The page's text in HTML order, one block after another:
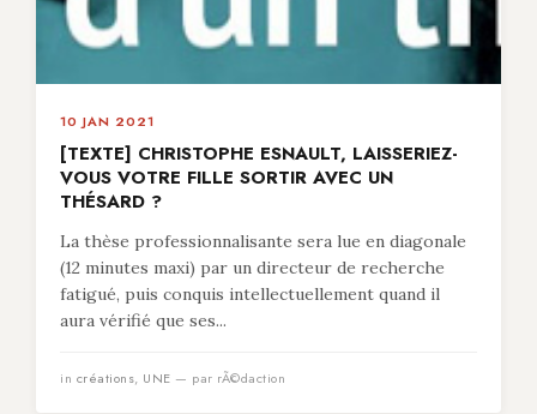
10 JAN 2021
[TEXTE] CHRISTOPHE ESNAULT, LAISSERIEZ-
VOUS VOTRE FILLE SORTIR AVEC UN
THÉSARD ?
La thèse professionnalisante sera lue en diagonale
(12 minutes maxi) par un directeur de recherche
fatigué, puis conquis intellectuellement quand il
aura vérifié que ses...
in créations, UNE — par rÃ©daction